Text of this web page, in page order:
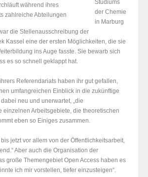
während ihres
zahlreiche Abteilungen
Studiums
der Chemie
in Marburg
die Stellenausschreibung der
Kassel eine der ersten Möglichkeiten, die sie
ins Auge fasste. Sie bewarb sich
es so schnell geklappt hat.
Referendariats haben ihr gut gefallen,
umfangreichen Einblick in die zukünftige
neu und unerwartet, „die
einzelnen Arbeitsgebiete, die theoretischen
eben so Einiges zusammen.
jetzt vor allem von der Öffentlichkeitsarbeit,
Aber auch die Organisation der
große Themengebiet Open Access haben es
ich mir vorstellen, tiefer einzusteigen“.